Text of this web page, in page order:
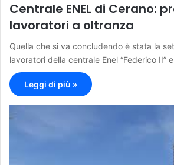
Centrale ENEL di Cerano:
lavoratori a oltranza
Quella che si va concludendo è stata la
lavoratori della centrale Enel “Federico II”
Leggi di più »